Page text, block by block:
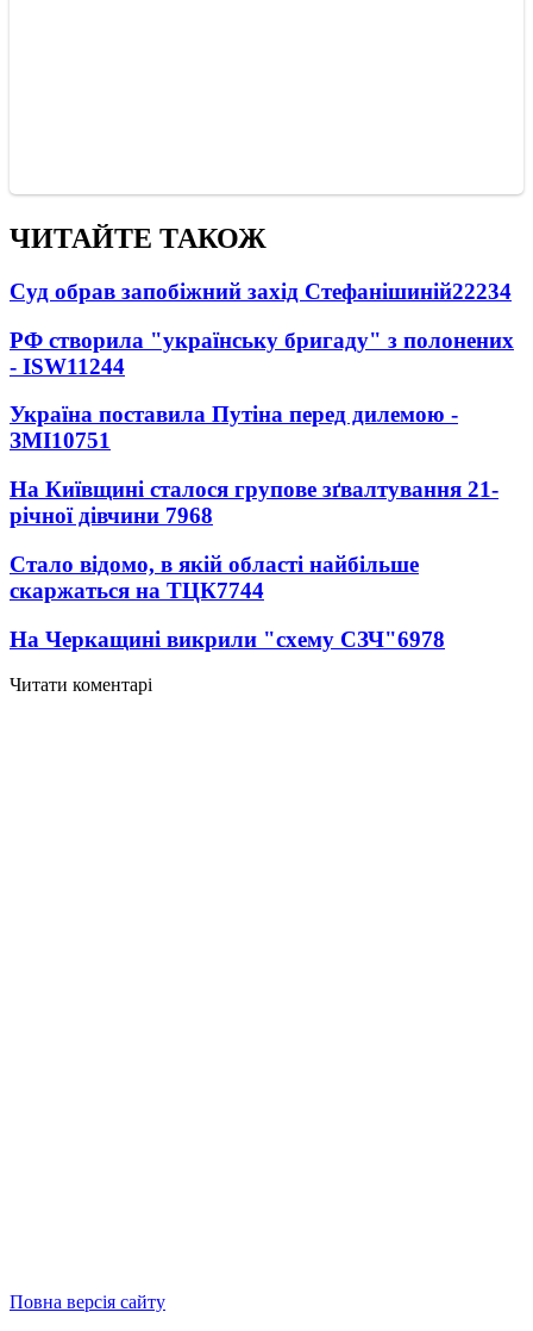
ЧИТАЙТЕ ТАКОЖ
Суд обрав запобіжний захід Стефанішиній22234
РФ створила "українську бригаду" з полонених
- ISW11244
Україна поставила Путіна перед дилемою -
ЗМІ10751
На Київщині сталося групове зґвалтування 21-
річної дівчини 7968
Стало відомо, в якій області найбільше
скаржаться на ТЦК7744
На Черкащині викрили "схему СЗЧ"6978
Читати коментарі
Повна версія сайту